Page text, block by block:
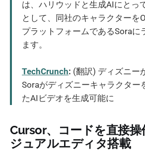
は、ハリウッドと生成AIにとっ
として、同社のキャラクターを
プラットフォームであるSoraに
ます。
TechCrunch: (翻訳) ディズニー
Soraがディズニーキャラクター
たAIビデオを生成可能に
Cursor、コードを直接
ジュアルエディタ搭載